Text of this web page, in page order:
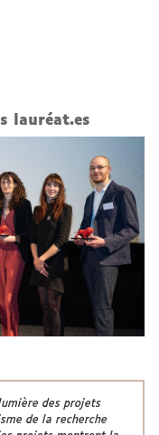
lauréat.es
des projets
de la recherche